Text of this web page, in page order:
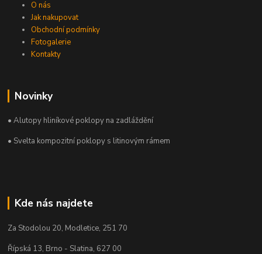
O nás
Jak nakupovat
Obchodní podmínky
Fotogalerie
Kontakty
Novinky
• Alutopy hliníkové poklopy na zadláždění
• Svelta kompozitní poklopy s litinovým rámem
Kde nás najdete
Za Stodolou 20, Modletice, 251 70
Řípská 13, Brno - Slatina, 627 00